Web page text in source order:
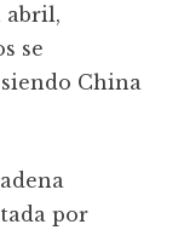
abril,
se
China
por